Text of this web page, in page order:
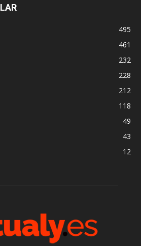
495
461
232
228
212
118
49
43
12